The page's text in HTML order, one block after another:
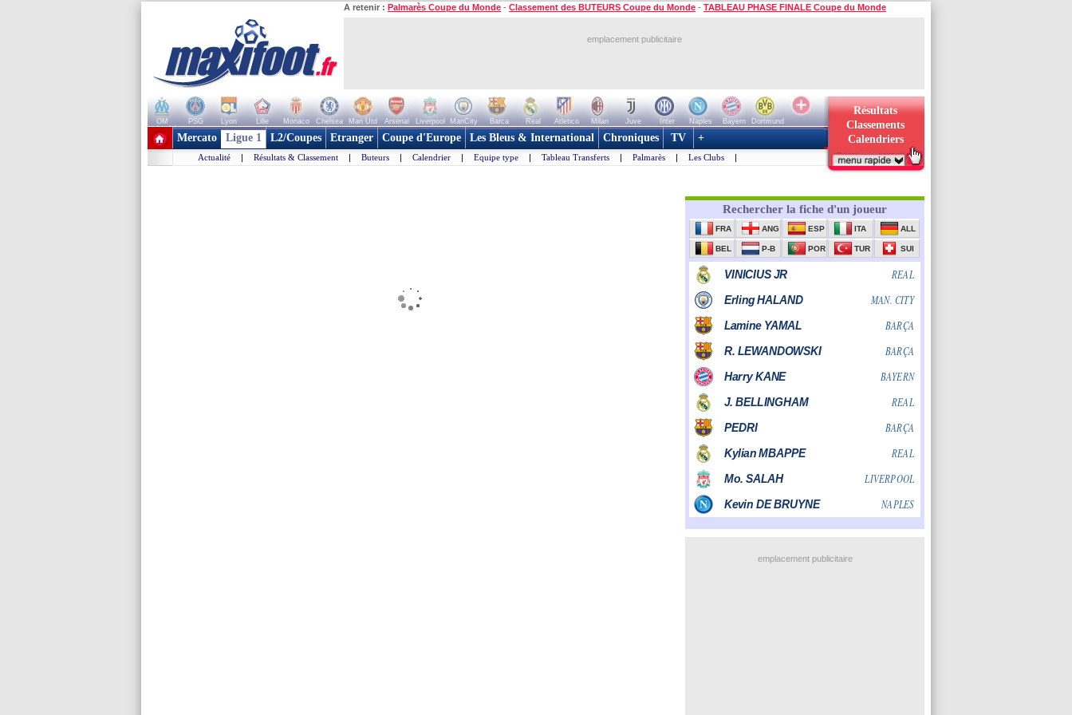
A retenir : Palmarès Coupe du Monde - Classement des BUTEURS Coupe du Monde - TABLEAU PHASE FINALE Coupe du Monde
emplacement publicitaire
OM PSG Lyon Lille Monaco Chelsea Man Utd Arsenal Liverpool ManCity Barca Real Atletico Milan Juve Inter Naples Bayern
Dortmund
+ de clubs
Résultats
Classements
Calendriers
Mercato Ligue 1 L2/Coupes Etranger Coupe d'Europe Les Bleus & International Chroniques TV +
Actualité | Résultats & Classement | Buteurs | Calendrier | Equipe type | Tableau Transferts | Palmarès | Les Clubs |
emplacement publicitaire